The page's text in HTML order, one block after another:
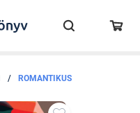
/ ROMANTIKUS